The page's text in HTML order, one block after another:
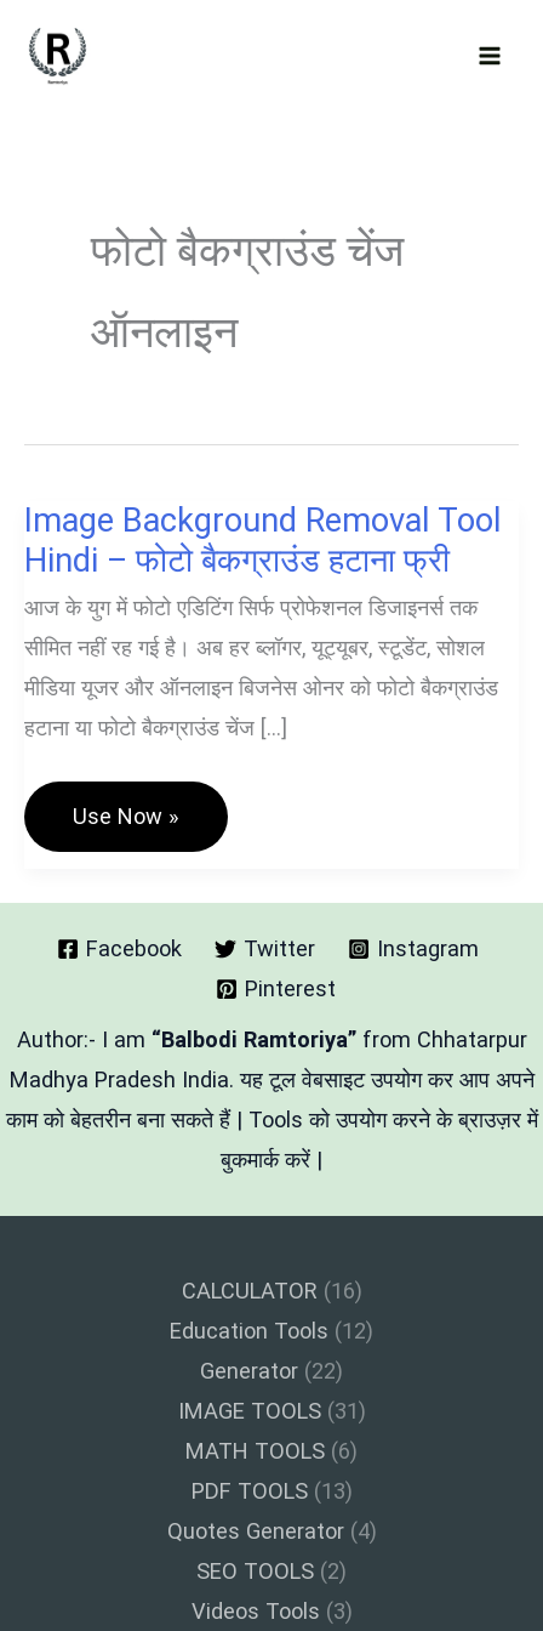
फोटो बैकग्राउंड चेंज
ऑनलाइन
Image Background Removal Tool
Hindi – फोटो बैकग्राउंड हटाना फ्री
आज के युग में फोटो एडिटिंग सिर्फ प्रोफेशनल डिजाइनर्स तक
सीमित नहीं रह गई है। अब हर ब्लॉगर, यूट्यूबर, स्टूडेंट, सोशल
मीडिया यूजर और ऑनलाइन बिजनेस ओनर को फोटो बैकग्राउंड
हटाना या फोटो बैकग्राउंड चेंज […]
Image
Removal
Hindi
फोटो
बैकग्राउंड
Use Now »
Facebook Twitter
Instagram
Pinterest
Author:- I am “Balbodi Ramtoriya” from Chhatarpur
Madhya Pradesh India. यह टूल वेबसाइट उपयोग कर आप अपने
काम को बेहतरीन बना सकते हैं | Tools को उपयोग करने के ब्राउज़र में
बुकमार्क करें |
CALCULATOR (16)
Education Tools (12)
Generator (22)
IMAGE TOOLS(31)
MATH TOOLS (6)
PDF TOOLS(13)
Quotes Generator(4)
SEO TOOLS (2)
Videos Tools (3)